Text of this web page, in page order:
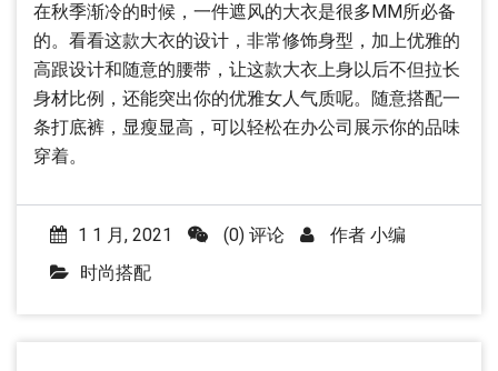
在秋季渐冷的时候，一件遮风的大衣是很多MM所必备
的。看看这款大衣的设计，非常修饰身型，加上优雅的
高跟设计和随意的腰带，让这款大衣上身以后不但拉长
身材比例，还能突出你的优雅女人气质呢。随意搭配一
条打底裤，显瘦显高，可以轻松在办公司展示你的品味
穿着。
1 1 月, 2021 (0) 评论 作者 小编
时尚搭配